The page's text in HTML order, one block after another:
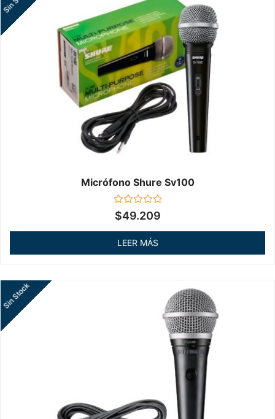
Micrófono Shure Sv100
Valorado
en
$49.209
LEER MÁS
Sin Stock